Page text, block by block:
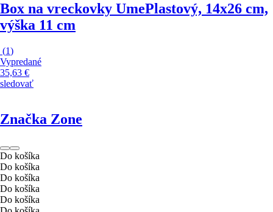
Box na vreckovky UmePlastový, 14x26 cm,
výška 11 cm
(1)
Vypredané
35,63 €
sledovať
Značka Zone
Do košíka
Do košíka
Do košíka
Do košíka
Do košíka